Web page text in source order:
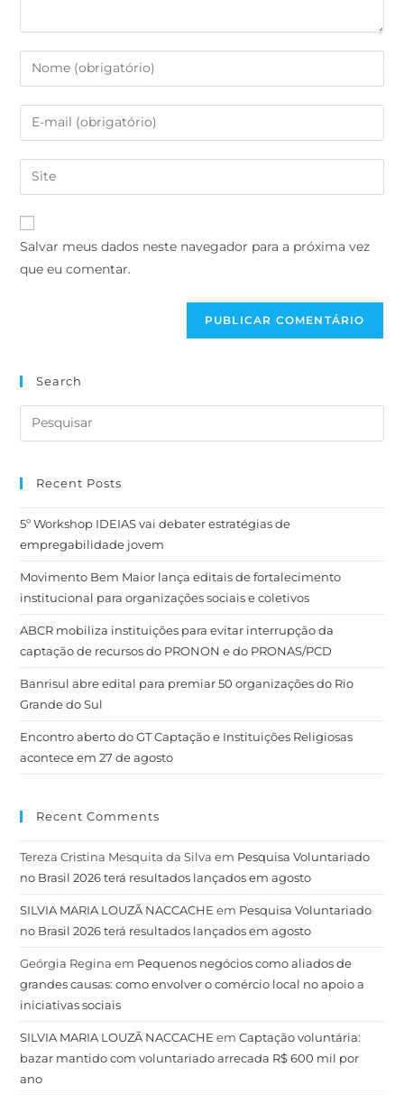
Salvar meus dados neste navegador para a próxima vez
que eu comentar.
Search
Recent Posts
5º Workshop IDEIAS vai debater estratégias de
empregabilidade jovem
Movimento Bem Maior lança editais de fortalecimento
institucional para organizações sociais e coletivos
ABCR mobiliza instituições para evitar interrupção da
captação de recursos do PRONON e do PRONAS/PCD
Banrisul abre edital para premiar 50 organizações do Rio
Grande do Sul
Encontro aberto do GT Captação e Instituições Religiosas
acontece em 27 de agosto
Recent Comments
Tereza Cristina Mesquita da Silva em Pesquisa Voluntariado
no Brasil 2026 terá resultados lançados em agosto
SILVIA MARIA LOUZÃ NACCACHE em Pesquisa Voluntariado
no Brasil 2026 terá resultados lançados em agosto
Geórgia Regina em Pequenos negócios como aliados de
grandes causas: como envolver o comércio local no apoio a
iniciativas sociais
SILVIA MARIA LOUZÃ NACCACHE emCaptação voluntária:
bazar mantido com voluntariado arrecada R$ 600 mil por
ano